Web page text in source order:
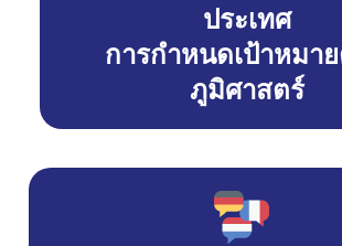
ประเทศ
การกำหนดเป้าหมา
ภูมิศาสตร์